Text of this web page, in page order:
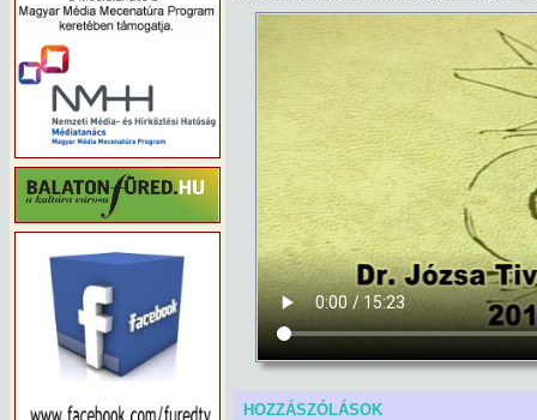
HOZZÁSZÓLÁSOK